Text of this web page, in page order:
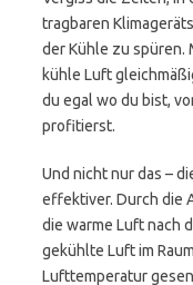
tragbaren
der Kühle zu spüren.
kühle Luft
du egal wo du bist,
profitierst.
Und nicht nur das –
effektiver. Durch die
die warme Luft nach
gekühlte Luft im
Lufttemperatur